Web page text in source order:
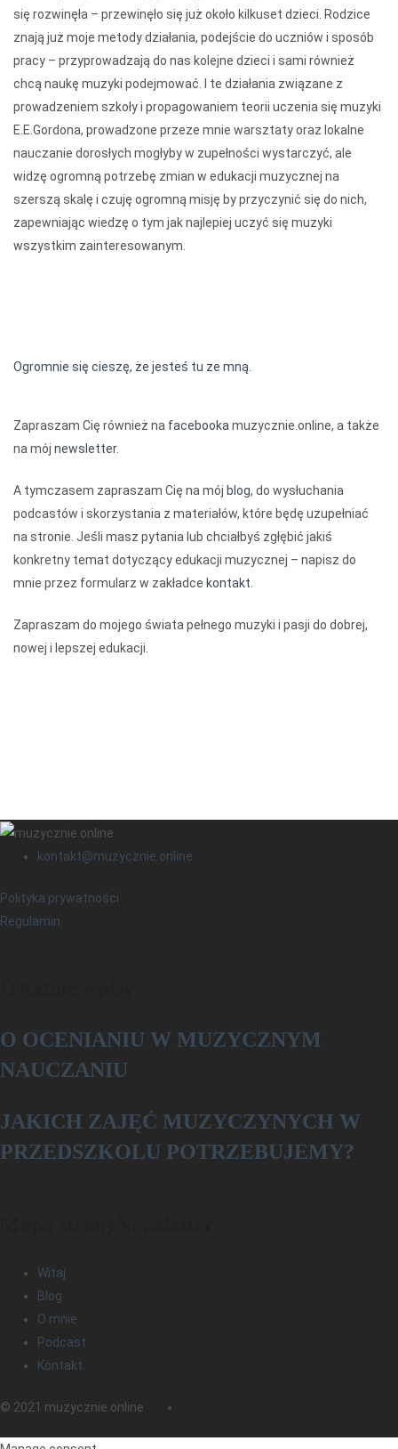
się rozwinęła – przewinęło się już około kilkuset dzieci. Rodzice
znają już moje metody działania, podejście do uczniów i sposób
pracy – przyprowadzają do nas kolejne dzieci i sami również
chcą naukę muzyki podejmować. I te działania związane z
prowadzeniem szkoły i propagowaniem teorii uczenia się muzyki
E.E.Gordona, prowadzone przeze mnie warsztaty oraz lokalne
nauczanie dorosłych mogłyby w zupełności wystarczyć, ale
widzę ogromną potrzebę zmian w edukacji muzycznej na
szerszą skalę i czuję ogromną misję by przyczynić się do nich,
zapewniając wiedzę o tym jak najlepiej uczyć się muzyki
wszystkim zainteresowanym.
Ogromnie się cieszę, że jesteś tu ze mną.
Zapraszam Cię również na facebookamuzycznie.online, a także
na mój newsletter.
A tymczasem zapraszam Cię na mój blog, do wysłuchania
podcastów i skorzystania z materiałów, które będę uzupełniać
na stronie. Jeśli masz pytania lub chciałbyś zgłębić jakiś
konkretny temat dotyczący edukacji muzycznej – napisz do
mnie przez formularz w zakładce kontakt.
Zapraszam do mojego świata pełnego muzyki i pasji do dobrej,
nowej i lepszej edukacji.
kontakt@muzycznie.online
Polityka prywatności
Regulamin
O OCENIANIU W MUZYCZNYM
NAUCZANIU
­­JAKICH ZAJĘĆ MUZYCZYNYCH W
PRZEDSZKOLU POTRZEBUJEMY?
Witaj
Blog
O mnie
Podcast
Kontakt
© 2021 muzycznie.online